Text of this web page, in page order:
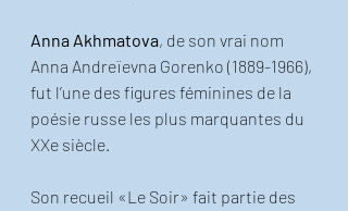
Anna Akhmatova, de son vrai nom
Anna Andreïevna Gorenko (1889-1966),
fut l’une des figures féminines de la
poésie russe les plus marquantes du
XXe siècle.
Son recueil «Le Soir» fait partie des